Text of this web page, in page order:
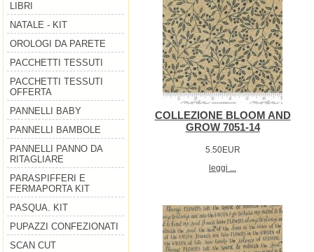
LIBRI
NATALE - KIT
OROLOGI DA PARETE
PACCHETTI TESSUTI
PACCHETTI TESSUTI
OFFERTA
PANNELLI BABY
PANNELLI BAMBOLE
PANNELLI PANNO DA
RITAGLIARE
PARASPIFFERI E
FERMAPORTA KIT
PASQUA. KIT
PUPAZZI CONFEZIONATI
SCAN CUT
COLLEZIONE BLOOM AND
GROW 7051-14
5.50EUR
leggi ...